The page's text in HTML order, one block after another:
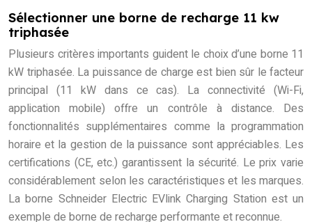
Sélectionner une borne de recharge 11 kw
triphasée
Plusieurs critères importants guident le choix d’une borne 11
kW triphasée. La puissance de charge est bien sûr le facteur
principal (11 kW dans ce cas). La connectivité (Wi-Fi,
application mobile) offre un contrôle à distance. Des
fonctionnalités supplémentaires comme la programmation
horaire et la gestion de la puissance sont appréciables. Les
certifications (CE, etc.) garantissent la sécurité. Le prix varie
considérablement selon les caractéristiques et les marques.
La borne Schneider Electric EVlink Charging Station est un
exemple de borne de recharge performante et reconnue.